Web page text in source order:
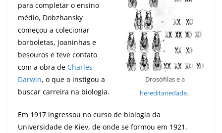
Drosófilas e a
hereditariedade.
para completar o ensino
médio, Dobzhansky
começou a colecionar
borboletas, joaninhas e
besouros e teve contato
com a obra de Charles
Darwin, o que o instigou a
buscar carreira na biologia.
Em 1917 ingressou no curso de biologia da
Universidade de Kiev, de onde se formou em 1921.